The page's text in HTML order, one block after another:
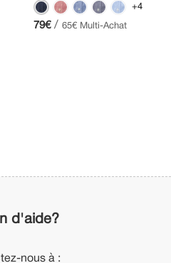
+4
79€ / 65€ Multi-Achat
d'aide?
nous à :